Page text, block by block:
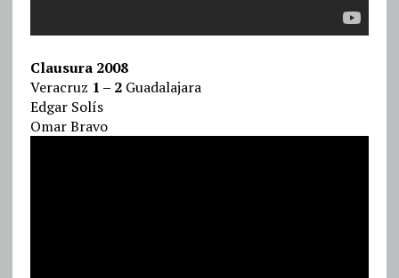
Clausura 2008
Veracruz 1 – 2Guadalajara
Edgar Solís
Omar Bravo